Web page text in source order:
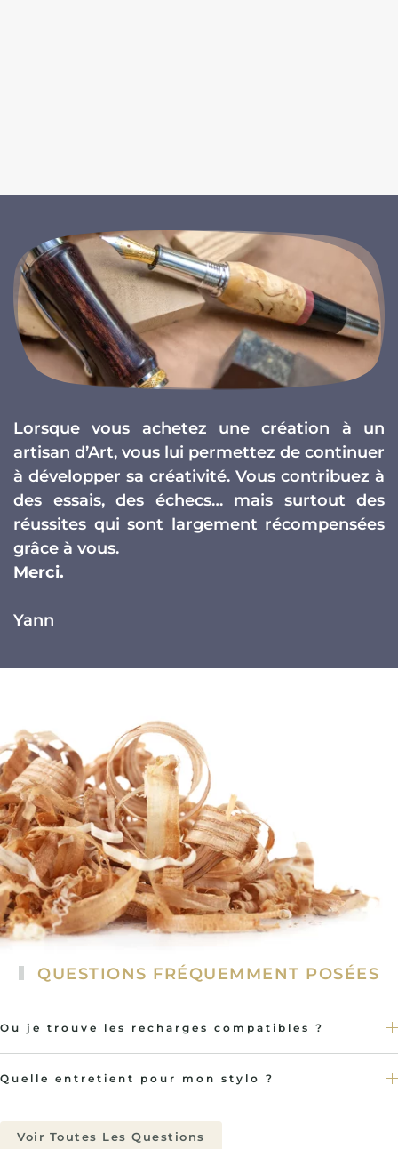
Lorsque vous achetez une création à un
artisan d’Art, vous lui permettez de continuer
à développer sa créativité. Vous contribuez à
des essais, des échecs… mais surtout des
réussites qui sont largement récompensées
grâce à vous.
Merci.
Yann
QUESTIONS FRÉQUEMMENT POSÉES
Ou je trouve les recharges compatibles ?
Quelle entretient pour mon stylo ?
Voir Toutes Les Questions